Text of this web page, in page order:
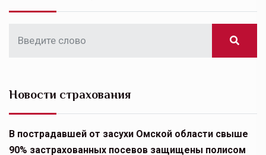
Новости страхования
В пострадавшей от засухи Омской области свыше
90% застрахованных посевов защищены полисом